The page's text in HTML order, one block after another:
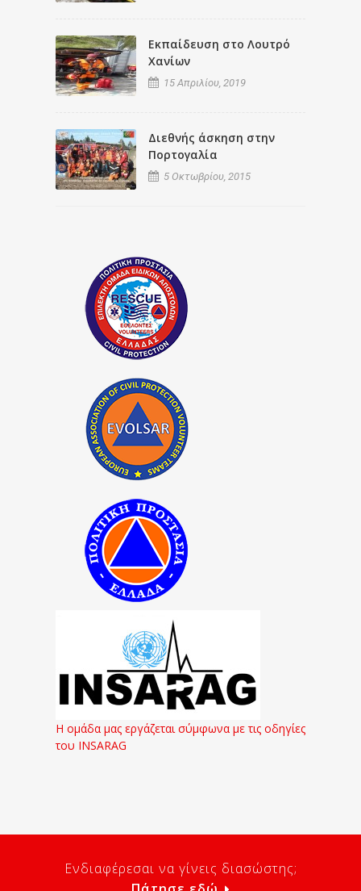
Εκπαίδευση στο Λουτρό
Χανίων
15 Απριλίου, 2019
Διεθνής άσκηση στην
Πορτογαλία
5 Οκτωβρίου, 2015
Η ομάδα μας εργάζεται σύμφωνα με τις οδηγίες
του INSARAG
Ενδιαφέρεσαι να γίνεις διασώστης;